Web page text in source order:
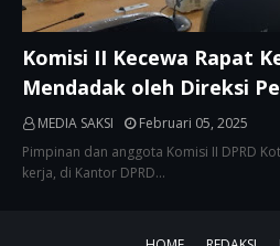
Komisi II Kecewa Rapat
Mendadak oleh Direksi
MEDIA SAKSI
Februari 05, 2025
Pimpinan dan anggota Komisi II DPRD
kerja, di Kantor DPRD…